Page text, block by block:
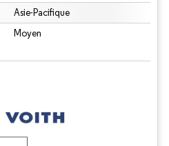
Asie-Pacifique
Moyen
réutilisation nécessite une attribution sous CC